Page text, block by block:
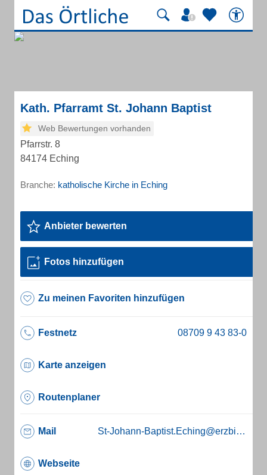
Kath. Pfarramt St. Johann Baptist
Web Bewertungen vorhanden
Pfarrstr. 8
84174 Eching
Branche: katholische Kirche in Eching
Anbieter bewerten
Fotos hinzufügen
Zu meinen Favoriten hinzufügen
Festnetz
Karte anzeigen
Routenplaner
Mail St-Johann-Baptist.Eching@erzbistum-muenchen.de
Webseite